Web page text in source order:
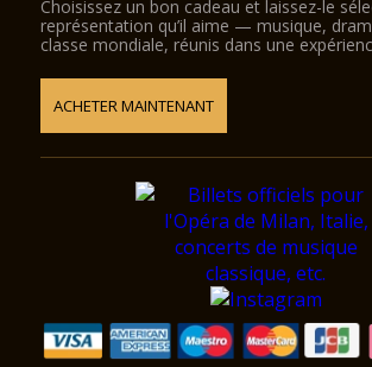
Choisissez un bon cadeau et laissez-le
représentation qu’il aime — musique,
classe mondiale, réunis dans une
ACHETER MAINTENANT